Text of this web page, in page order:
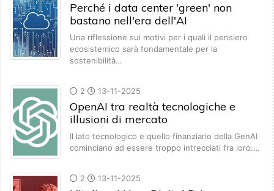
Perché i data center 'green' non
bastano nell'era dell'AI
Una riflessione sui motivi per i quali il pensiero
ecosistemico sarà fondamentale per la
sostenibilità…
2 13-11-2025
OpenAI tra realtà tecnologiche e
illusioni di mercato
Il lato tecnologico e quello finanziario della GenAI
cominciano ad essere troppo intrecciati fra loro.…
2 13-11-2025